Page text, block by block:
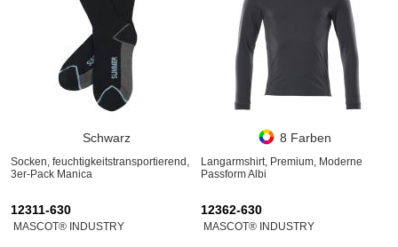
Schwarz
Socken, feuchtigkeitstransportierend,
3er-Pack Manica
8 Farben
Langarmshirt, Premium, Moderne
Passform Albi
12311-630
MASCOT® INDUSTRY
12362-630
MASCOT® INDUSTRY